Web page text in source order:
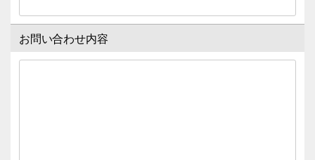
お問い合わせ内容